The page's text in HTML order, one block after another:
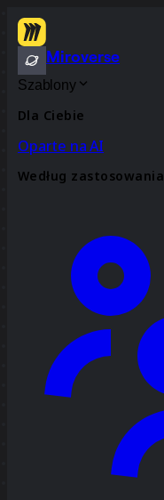
Miroverse
Szablony
Dla Ciebie
Oparte na AI
Według zastosowania